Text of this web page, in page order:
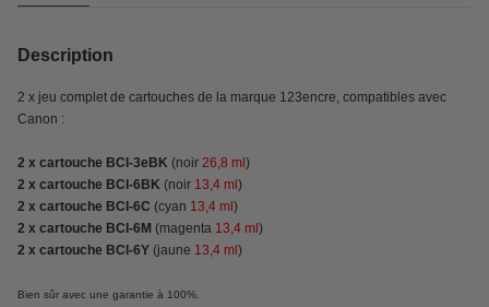
Description
2 x jeu complet de cartouches de la marque 123encre, compatibles avec
Canon :
2 x cartouche BCI-3eBK (noir 26,8 ml )
2 x cartouche BCI-6BK (noir 13,4 ml )
2 x cartouche BCI-6C (cyan 13,4 ml )
2 x cartouche BCI-6M (magenta 13,4 ml )
2 x cartouche BCI-6Y (jaune 13,4 ml )
Bien sûr avec une garantie à 100%.